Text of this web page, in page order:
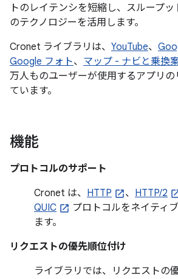
トのレイテンシを短縮し、スループ
のテクノロジーを活用します。
Cronet ライブラリは、 YouTube、
Google フォト、 マップ - ナビと乗換
万人ものユーザーが使用するアプリ
ています。
機能
プロトコルのサポート
Cronet は、 HTTP 、 HTTP/2
QUIC
プロトコルをネイティ
ます。
リクエストの優先順位付け
ライブラリでは、リクエストの